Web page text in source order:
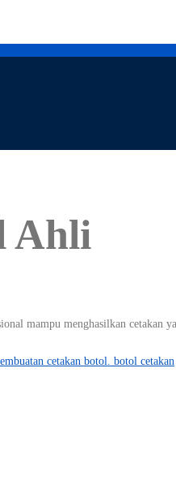
Ahli
mampu menghasilkan cetakan
cetakan botol. botol cetakan